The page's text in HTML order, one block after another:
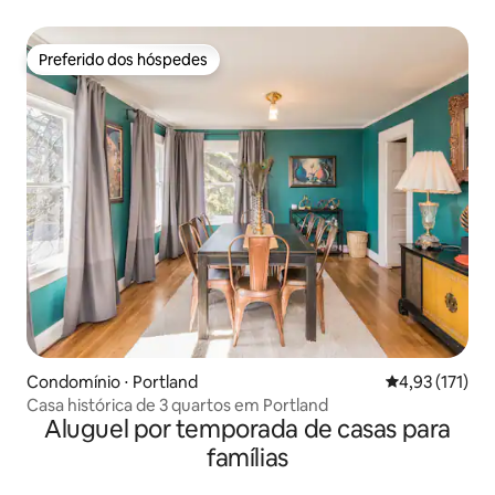
Preferido dos hóspedes
Preferido dos hóspedes
Condomínio ⋅ Portland 4,93 de uma
4,93 (171)
Casa histórica de 3 quartos em Portland
Aluguel por temporada de casas para
famílias